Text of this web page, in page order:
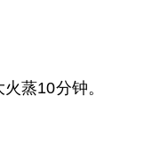
蒸10分钟。